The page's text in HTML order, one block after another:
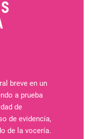
breve en un
a prueba
de
de evidencia,
de la vocería.